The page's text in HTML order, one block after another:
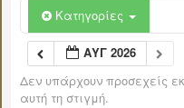
Κατηγορίες
ΑΥΓ 2026
Δεν υπάρχουν προσεχείς
αυτή τη στιγμή.